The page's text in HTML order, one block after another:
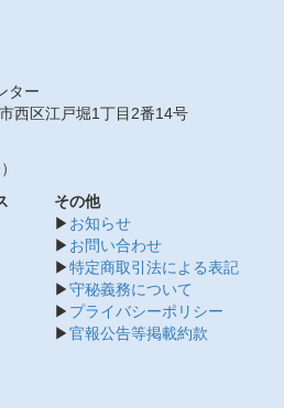
ター
西区江戸堀1丁目2番14号
その他
▶ お知らせ
▶ お問い合わせ
▶特定商取引法による表記
▶守秘義務について
▶ プライバシーポリシー
▶官報公告等掲載約款